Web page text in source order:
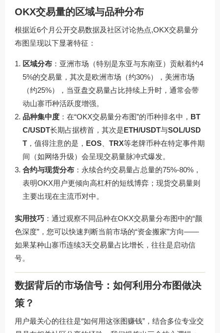
OKX交易量的区域与品种分布
根据近6个月公开交易数据及社区讨论热点,OKX交易量分
布图呈现以下显著特征：
区域分布 ：亚洲市场（特别是东亚与东南亚）贡献着约4
5%的交易量，其次是欧洲市场（约30%），美洲市场
（约25%），当亚盘交易量占比持续上升时，通常会带
动山寨币种活跃度增强。
品种集中度 ：在“OKX交易量分布图”的币种排名中， BT
C/USDT长期占据榜首，其次是ETH/USDT与SOL/USD
T ，值得注意的是， EOS TRX等老牌币种在特定事件期
间（如网络升级）会呈现交易量脉冲式爆发。
合约与现货分布 ：永续合约交易量占总量的75%-80%，
表明OKX用户更倾向高杠杆的短线博弈；现货交易量则
主要出现在主流币对中。
实用技巧 ：通过观察不同品种在OKX交易量分布图中的“颜
色深度”，您可以快速判断当前市场的“资金搬家”方向——
如果某种山寨币连续3天交易量占比增长，往往是启动信
号。
数据背后的市场信号：如何利用分布图做决
策？
用户最关心的往往是“如何用这张图赚钱”，结合多位专业交